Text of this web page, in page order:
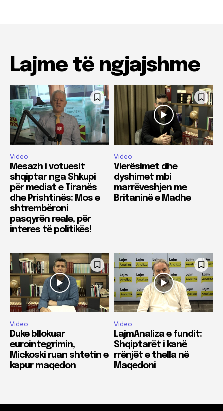
Lajme të ngjajshme
Video
Mesazh i votuesit
shqiptar nga Shkupi
për mediat e Tiranës
dhe Prishtinës: Mos e
shtrembëroni
pasqyrën reale, për
interes të politikës!
Video
Vlerësimet dhe
dyshimet mbi
marrëveshjen me
Britaninë e Madhe
Video
Duke bllokuar
eurointegrimin,
Mickoski ruan shtetin e
kapur maqedon
Video
LajmAnaliza e fundit:
Shqiptarët i kanë
rrënjët e thella në
Maqedoni